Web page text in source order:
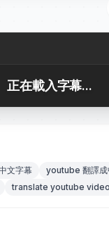
正在載入字幕...
文字幕 youtube 翻譯成
translate youtube